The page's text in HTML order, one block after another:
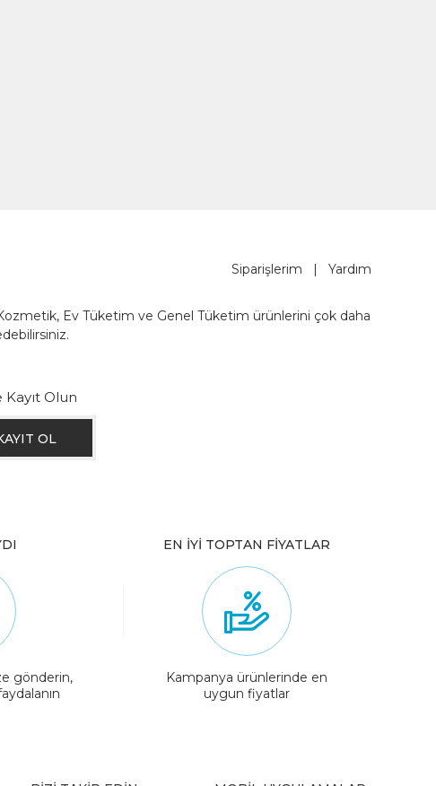
Siparişlerim | Yardım
Ev Tüketim ve Genel Tüketim ürünlerini çok daha
Olun
gönderin,
EN İYİ TOPTAN FİYATLAR
Kampanya ürünlerinde en
uygun fiyatlar